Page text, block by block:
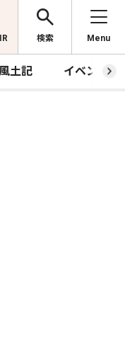
検索 Menu
土記 イベント